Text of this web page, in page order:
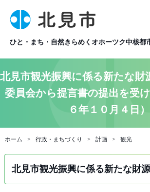
ひと・まち・自然きらめくオホーツク中核都
北見市観光振興に係る新たな財
委員会から提言書の提出を受
６年１０月４日）
ホーム 行政・まちづくり 計画 観光
北見市観光振興に係る新たな財